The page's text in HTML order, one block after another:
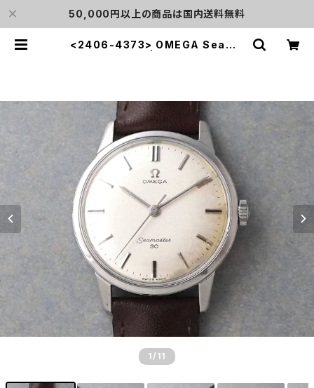
50,000円以上の商品は国内送料無料
<2406-4373> OMEGA Seama
1 /11